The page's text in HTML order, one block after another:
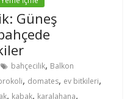
Güneş
bahçecilik, Balkon
, domates, ev bitkileri,
, kabak, karalahana,